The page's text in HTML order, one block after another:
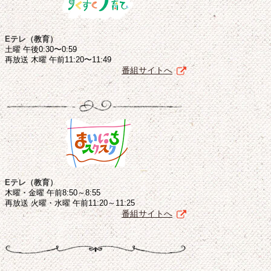
Eテレ（教育）
土曜 午後0:30〜0:59
再放送 木曜 午前11:20〜11:49
番組サイトへ
Eテレ（教育）
木曜・金曜 午前8:50～8:55
再放送 火曜・水曜 午前11:20～11:25
番組サイトへ